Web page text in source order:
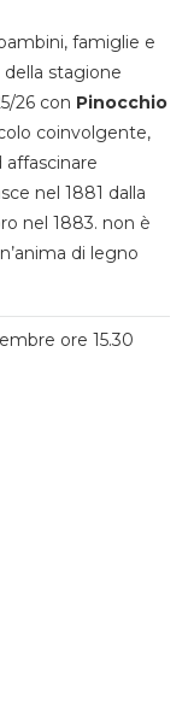
famiglie e
stagione
26 con Pinocchio
coinvolgente,
nel 1881 dalla
nel 1883. non è
di legno
ore 15.30